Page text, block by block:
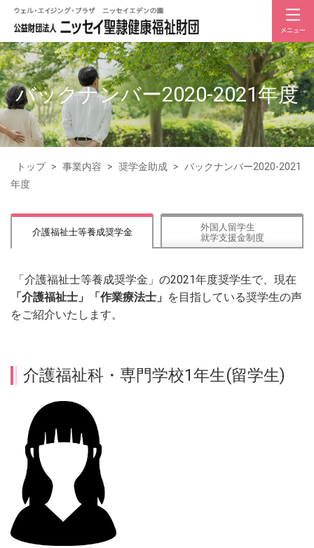
バックナンバー2020-2021年度
トップ > 事業内容 > 奨学金助成 > バックナンバー2020-2021
年度
介護福祉士等養成奨学金
外国人留学生
就学支援金制度
「介護福祉士等養成奨学金」の2021年度奨学生で、現在
「介護福祉士」「作業療法士」 を目指している奨学生の声
をご紹介いたします。
介護福祉科・専門学校1年生(留学生)